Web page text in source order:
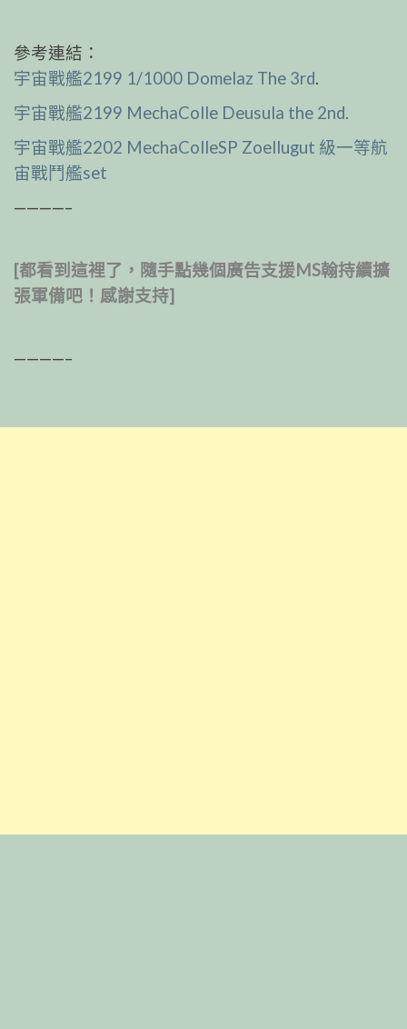
參考連結：
宇宙戰艦2199 1/1000 Domelaz The 3rd.
宇宙戰艦2199 MechaColle Deusula the 2nd.
宇宙戰艦2202 MechaColleSP Zoellugut 級一等航
宙戰鬥艦set
————–
[都看到這裡了，隨手點幾個廣告支援MS翰持續擴
張軍備吧！感謝支持]
————–